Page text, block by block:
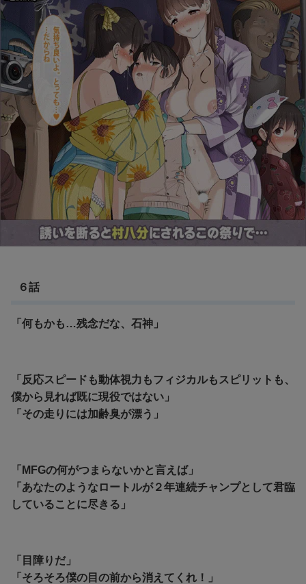
６話
「何もかも…残念だな、石神」
「反応スピードも動体視力もフィジカルもスピリットも、
僕から見れば既に現役ではない」
「その走りには加齢臭が漂う」
「MFGの何がつまらないかと言えば」
「あなたのようなロートルが２年連続チャンプとして君臨
していることに尽きる」
「目障りだ」
「そろそろ僕の目の前から消えてくれ！」